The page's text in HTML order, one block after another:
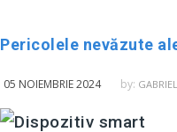
Pericolele nevăzute
05 NOIEMBRIE 2024 by: